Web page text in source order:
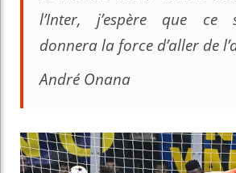
l’Inter, j’espère que ce
donnera la force d’aller de
André Onana